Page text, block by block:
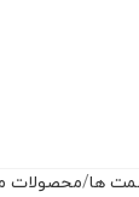
ها محصولات